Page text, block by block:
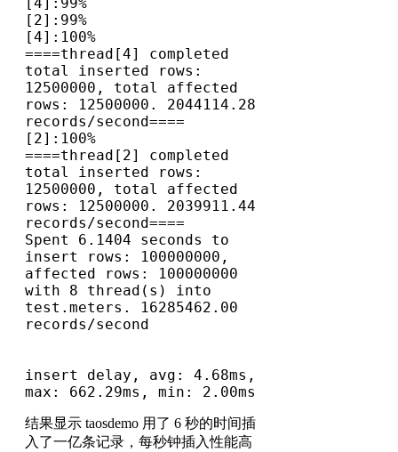
[4]:99%
[2]:99%
[4]:100%
====thread[4] completed
total inserted rows:
12500000, total affected
rows: 12500000. 2044114.28
records/second====
[2]:100%
====thread[2] completed
total inserted rows:
12500000, total affected
rows: 12500000. 2039911.44
records/second====
Spent 6.1404 seconds to
insert rows: 100000000,
affected rows: 100000000
with 8 thread(s) into
test.meters. 16285462.00
records/second
insert delay, avg: 4.68ms,
max: 662.29ms, min: 2.00ms
结果显示 taosdemo 用了 6 秒的时间插
入了一亿条记录，每秒钟插入性能高